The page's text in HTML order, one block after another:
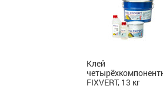
Клей
FIXVERT, 13 кг